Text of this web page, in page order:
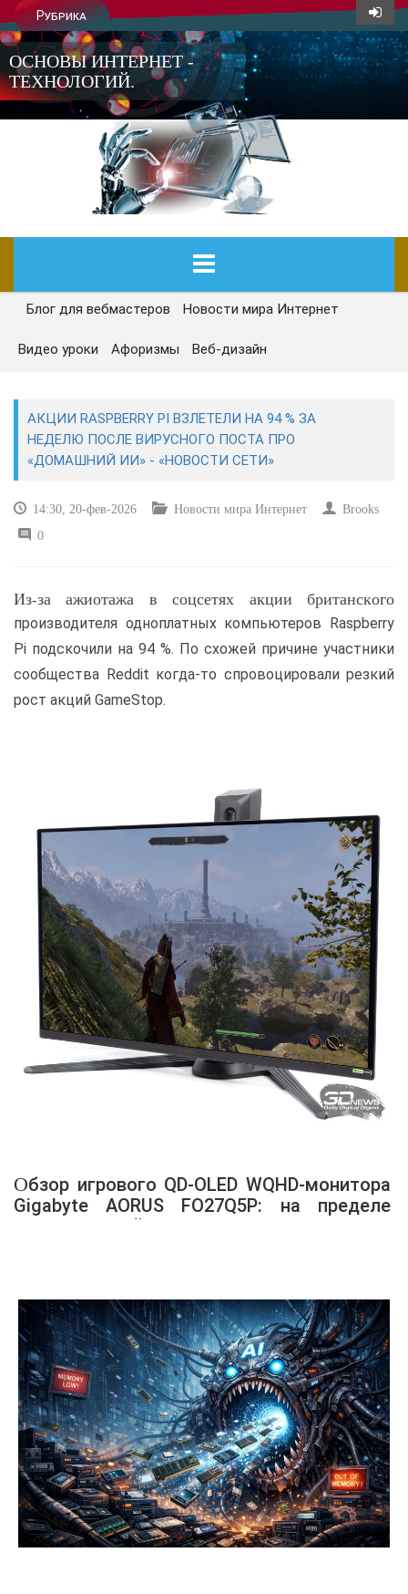
Рубрика
ОСНОВЫ ИНТЕРНЕТ -
ТЕХНОЛОГИЙ.
ГЛАВНАЯ
СЕГОДНЯ
САЙТОСТРОЕНИЕ
ИНТЕРНЕТ И СВЯЗЬ
Блог для вебмастеров Новости мира Интернет
Видео уроки Афоризмы Веб-дизайн
АКЦИИ RASPBERRY PI ВЗЛЕТЕЛИ НА 94 % ЗА
НЕДЕЛЮ ПОСЛЕ ВИРУСНОГО ПОСТА ПРО
«ДОМАШНИЙ ИИ» - «НОВОСТИ СЕТИ»
14:30, 20-фев-2026 Новости мира Интернет
Brooks
0
Из-за ажиотажа в соцсетях акции британского
производителя одноплатных компьютеров Raspberry
Pi подскочили на 94 %. По схожей причине участники
сообщества Reddit когда-то спровоцировали резкий
рост акций GameStop.
Обзор игрового QD-OLED WQHD-монитора
Gigabyte AORUS FO27Q5P: на пределе
возможностей